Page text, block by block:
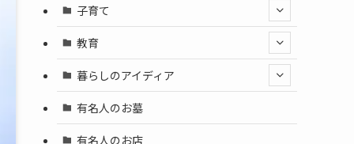
子育て
教育
暮らしのアイディア
有名人のお墓
有名人のお店